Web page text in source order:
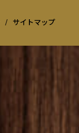
/ サイトマップ